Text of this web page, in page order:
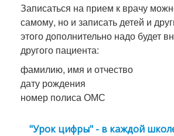
Записаться на прием к врачу
самому, но и записать детей и
этого дополнительно надо будет
другого пациента:
фамилию, имя и отчество
дату рождения
номер полиса ОМС
"Урок цифры" - в каждой